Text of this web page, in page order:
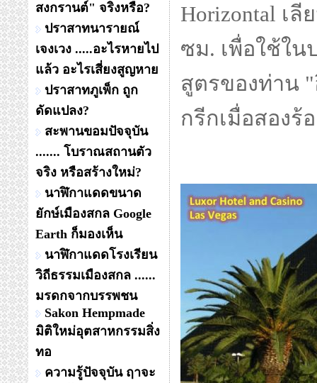
สงกรานต์" จริงหรือ?
ปราสาทนารายณ์
เจงเวง .....อะไรหายไป
แล้ว อะไรเสี่ยงสูญหาย
ปราสาทภูเพ็ก ถูก
ดัดแปลง?
สะพานขอมปัจจุบัน
....... โบราณสถานตัว
จริง หรือสร้างใหม่?
นาฬิกาแดดขนาด
ยักษ์เมืองสกล Google
Earth ก็มองเห็น
นาฬิกาแดดโรงเรียน
วิถีธรรมเมืองสกล ......
มรดกจากบรรพชน
Sakon Hempmade
มิติใหม่อุตสาหกรรมสิ่ง
ทอ
ความรู้ปัจจุบัน ฤาจะ
Horizontal เ
ซม. เพื่อใช้ใน
สูตรของท่าน
กรีกเมื่อสอง